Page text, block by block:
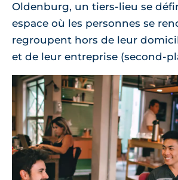
Oldenburg, un tiers-lieu se
espace où les personnes se
regroupent hors de leur
et de leur entreprise (second-